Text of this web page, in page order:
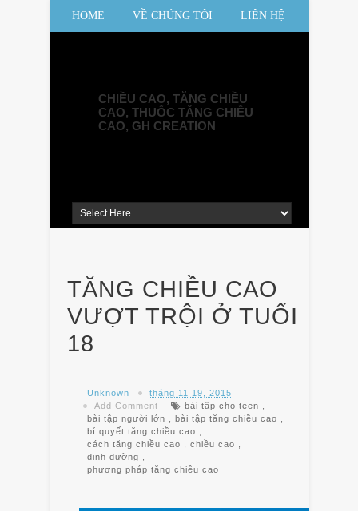
HOME VỀ CHÚNG TÔI LIÊN HỆ
CHIỀU CAO, TĂNG CHIỀU
CAO, THUỐC TĂNG CHIỀU
CAO, GH CREATION
TĂNG CHIỀU CAO
VƯỢT TRỘI Ở TUỔI
18
Unknown
tháng 11 19, 2015
Add Comment
bài tập cho teen
bài tập người lớn
bài tập tăng chiều cao
bí quyết tăng chiều cao
cách tăng chiều cao
chiều cao
dinh dưỡng
phương pháp tăng chiều cao